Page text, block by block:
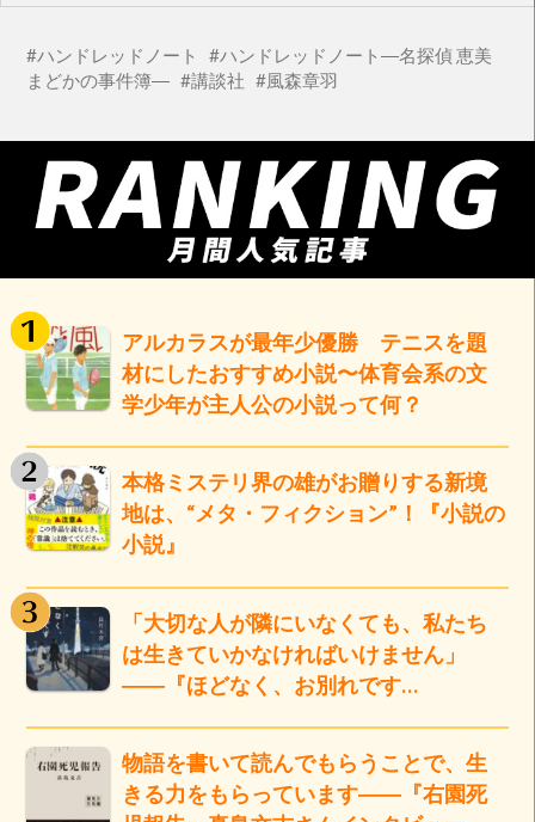
ハンドレッドノート
ハンドレッドノート―名探偵 恵美
まどかの事件簿―
講談社 風森章羽
アルカラスが最年少優勝 テニスを題
材にしたおすすめ小説〜体育会系の文
学少年が主人公の小説って何？
本格ミステリ界の雄がお贈りする新境
地は、“メタ・フィクション”！『小説の
小説』
「大切な人が隣にいなくても、私たち
は生きていかなければいけません」
――『ほどなく、お別れです…
物語を書いて読んでもらうことで、生
きる力をもらっています――『右園死